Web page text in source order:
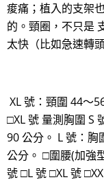
痠痛；植入的支架
的。頸圈，不只是
太快（比如急速轉
XL 號：頸圍 44～
□XL 號 量測胸圍 S
90 公分。 L 號：胸
公分。 □圍腰(加強
號 □L 號 □XL 號